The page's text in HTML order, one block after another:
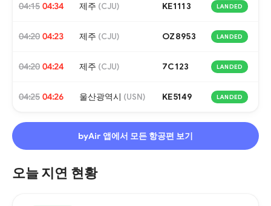
04:15 04:34 제주 (CJU) KE1113 LANDED
04:20 04:23 제주 (CJU) OZ8953 LANDED
04:20 04:24 제주 (CJU) 7C123 LANDED
04:25 04:26 울산광역시 (USN) KE5149 LANDED
byAir 앱에서 모든 항공편 보기
오늘 지연 현황